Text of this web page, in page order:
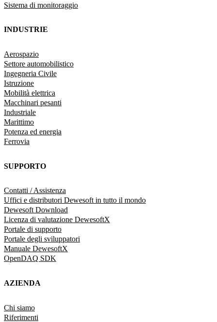
Sistema di monitoraggio
INDUSTRIE
Aerospazio
Settore automobilistico
Ingegneria Civile
Istruzione
Mobilità elettrica
Macchinari pesanti
Industriale
Marittimo
Potenza ed energia
Ferrovia
SUPPORTO
Contatti / Assistenza
Uffici e distributori Dewesoft in tutto il mondo
Dewesoft Download
Licenza di valutazione DewesoftX
Portale di supporto
Portale degli sviluppatori
Manuale DewesoftX
OpenDAQ SDK
AZIENDA
Chi siamo
Riferimenti